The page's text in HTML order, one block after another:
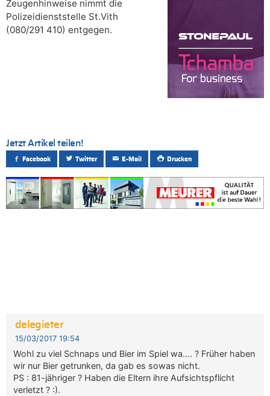
Zeugenhinweise nimmt die
Polizeidienststelle St.Vith
(080/291 410) entgegen.
Jetzt Artikel teilen!
Facebook Twitter E-Mail Drucken
delegieter
15/03/2017 19:54
Wohl zu viel Schnaps und Bier im Spiel wa…. ? Früher haben
wir nur Bier getrunken, da gab es sowas nicht.
PS : 81-jähriger ? Haben die Eltern ihre Aufsichtspflicht
verletzt ? :).